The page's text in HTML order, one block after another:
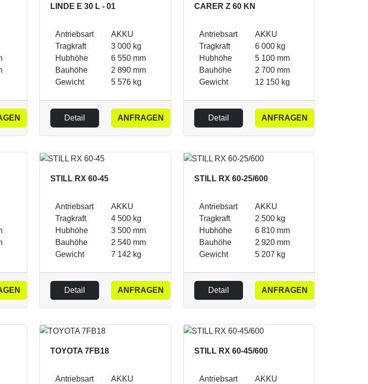
LINDE E 30 L - 01
Antriebsart
AKKU
Tragkraft
3 000 kg
Hubhöhe
6 550 mm
Bauhöhe
2 890 mm
Gewicht
5 576 kg
Detail ANFRAGEN
CARER Z 60 KN
Antriebsart
AKKU
Tragkraft
6 000 kg
Hubhöhe
5 100 mm
Bauhöhe
2 700 mm
Gewicht
12 150 kg
Detail ANFRAGEN
STILL RX 60-45
Antriebsart
AKKU
Tragkraft
4 500 kg
Hubhöhe
3 500 mm
Bauhöhe
2 540 mm
Gewicht
7 142 kg
Detail ANFRAGEN
STILL RX 60-25/600
Antriebsart
AKKU
Tragkraft
2 500 kg
Hubhöhe
6 810 mm
Bauhöhe
2 920 mm
Gewicht
5 207 kg
Detail ANFRAGEN
TOYOTA 7FB18
Antriebsart
AKKU
STILL RX 60-45/600
Antriebsart
AKKU